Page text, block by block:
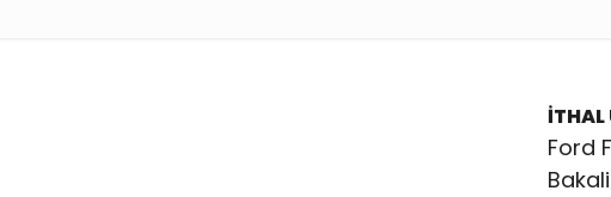
İTHAL
Ford